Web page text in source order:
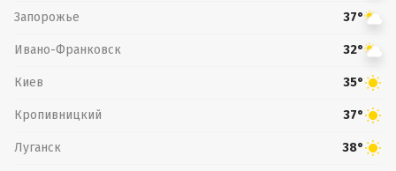
Запорожье 37°
Ивано-Франковск 32°
Киев 35°
Кропивницкий 37°
Луганск 38°